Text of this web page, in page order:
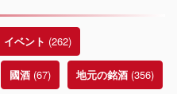
イベント (262)
國酒 (67) 地元の銘酒 (356)